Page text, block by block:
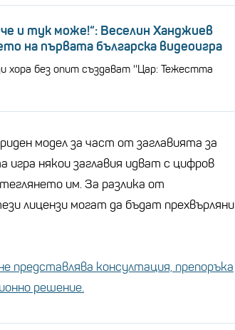
че и тук може!“: Веселин Ханджиев
на първата българска видеоигра
хора без опит създават ''Цар: Тежестта
модел за част от заглавията за
някои заглавия идват с цифров
им. За разлика от
лицензи могат да бъдат прехвърляни
представлява консултация, препоръка
решение.